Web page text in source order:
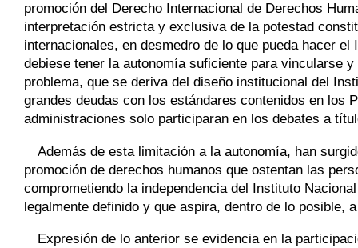
promoción del Derecho Internacional de Derechos
interpretación estricta y exclusiva de la potestad
internacionales, en desmedro de lo que pueda hacer
debiese tener la autonomía suficiente para vincularse
problema, que se deriva del diseño institucional del
grandes deudas con los estándares contenidos en los
administraciones solo participaran en los debates a
Además de esta limitación a la autonomía, han
promoción de derechos humanos que ostentan las
comprometiendo la independencia del Instituto
legalmente definido y que aspira, dentro de lo posible,
Expresión de lo anterior se evidencia en la